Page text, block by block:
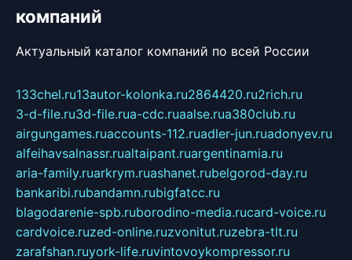
компаний
Актуальный каталог компаний по всей России
133chel.ru13autor-kolonka.ru2864420.ru2rich.ru
3-d-file.ru3d-file.rua-cdc.ruaalse.rua380club.ru
airgungames.ruaccounts-112.ruadler-jun.ruadonyev.ru
alfeihavsalnassr.rualtaipant.ruargentinamia.ru
aria-family.ruarkrym.ruashanet.rubelgorod-day.ru
bankaribi.rubandamn.rubigfatcc.ru
blagodarenie-spb.ruborodino-media.rucard-voice.ru
cardvoice.ruzed-online.ruzvonitut.ruzebra-tlt.ru
zarafshan.ruyork-life.ruvintovoykompressor.ru